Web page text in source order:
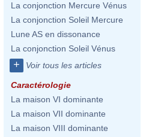
La conjonction Mercure Vénus
La conjonction Soleil Mercure
Lune AS en dissonance
La conjonction Soleil Vénus
+ Voir tous les articles
Caractérologie
La maison VI dominante
La maison VII dominante
La maison VIII dominante